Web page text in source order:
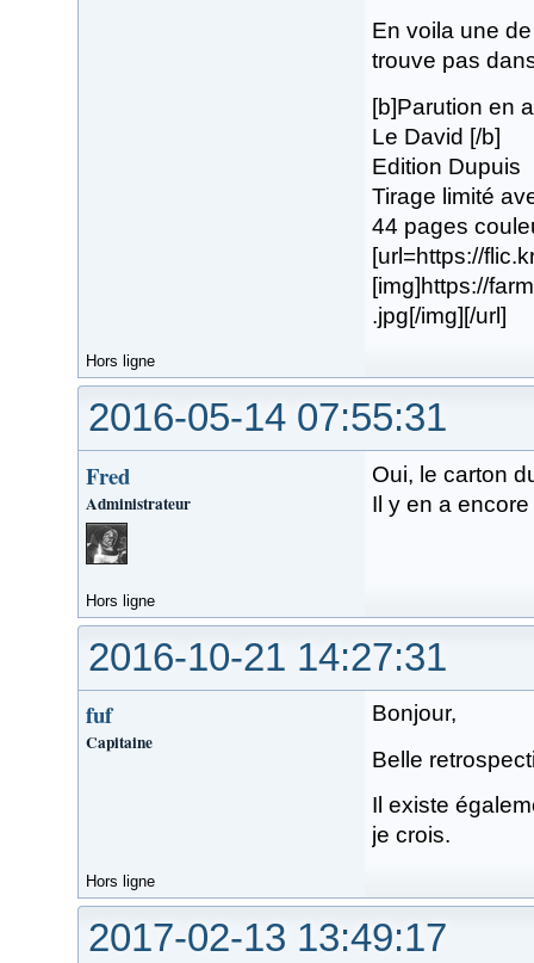
En voila une
trouve pas
[b]Parution en
Le David [/b]
Edition Dupuis
Tirage limité
44 pages
[url=https://
[img]https://
.jpg[/img][/url]
Hors ligne
2016-05-14 07:55:31
Fred
Administrateur
Oui, le carton
Il y en a
Hors ligne
2016-10-21 14:27:31
fuf
Capitaine
Bonjour,
Belle
Il existe
je crois.
Hors ligne
2017-02-13 13:49:17